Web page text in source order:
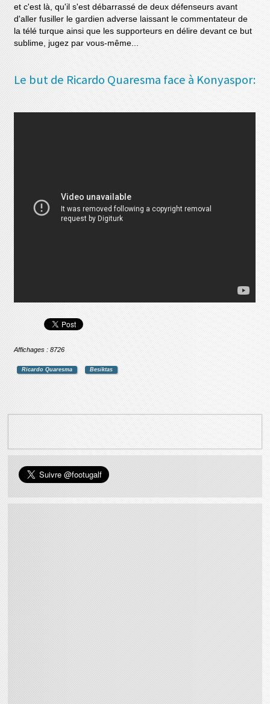
et c'est là, qu'il s'est débarrassé de deux défenseurs avant
d'aller fusiller le gardien adverse laissant le commentateur de
la télé turque ainsi que les supporteurs en délire devant ce but
sublime, jugez par vous-même...
Le but de Ricardo Quaresma face à Konyaspor:
Affichages : 8726
Ricardo Quaresma Besiktas